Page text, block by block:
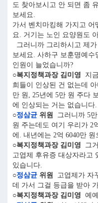
도 찾아보시고 안 되면 좀
보세요.
가서 벤치마킹해 가지고 어
요. 거기는 노인 요양원도
그러니까 그리하시고 제
보세요. 사하구 보훈명예수
인원이 늘었습니까?
○복지정책과장 김미영 지
희들이 인상된 건 없는데
만 원, 25년에 5만 원 주다
에 인상되는 거는 없습니다.
○정삼균 위원
그러니까 5
원 주는데도 여기 우리가 2
에. 내년에는 2억 6040만
○복지정책과장 김미영 그
고엽제 후유증 대상자라고
있습니다.
○정삼균 위원
고엽제가 자
데 가서 그걸 등급을 받아
○복지정책과장 김미영 예